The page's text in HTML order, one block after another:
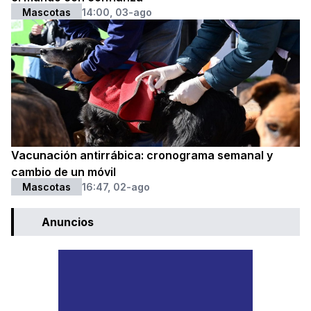
Mascotas 14:00, 03-ago
Vacunación antirrábica: cronograma semanal y
cambio de un móvil
Mascotas 16:47, 02-ago
Anuncios